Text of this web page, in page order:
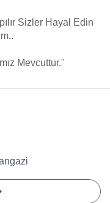
Sizler Hayal Edin
Mevcuttur."